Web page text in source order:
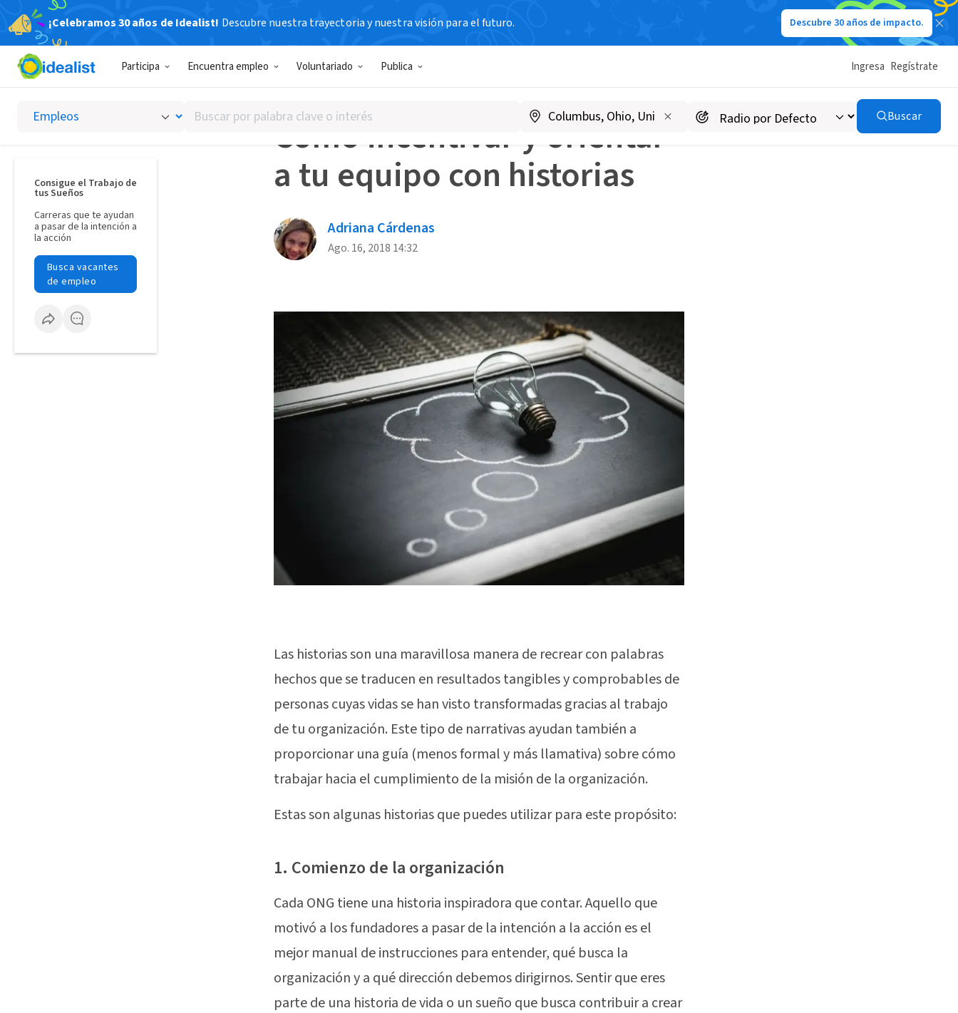
¡Celebramos 30 años de Idealist! Descubre nuestra trayectoria y nuestra visión para el futuro. Descubre 30 años de impacto.
Participa Encuentra empleo Voluntariado Publica Ingresa Regístrate
Buscar
por
Buscar
Consigue el Trabajo de
tus Sueños
Carreras que te ayudan
a pasar de la intención a
la acción
Busca vacantes
de empleo
GESTIÓN ONG
Cómo incentivar y orientar
a tu equipo con historias
Adriana Cárdenas
Ago. 16, 2018 14:32
Las historias son una maravillosa manera de recrear con palabras
hechos que se traducen en resultados tangibles y comprobables de
personas cuyas vidas se han visto transformadas gracias al trabajo
de tu organización. Este tipo de narrativas ayudan también a
proporcionar una guía (menos formal y más llamativa) sobre cómo
trabajar hacia el cumplimiento de la misión de la organización.
Estas son algunas historias que puedes utilizar para este propósito:
1. Comienzo de la organización
Cada ONG tiene una historia inspiradora que contar. Aquello que
motivó a los fundadores a pasar de la intención a la acción es el
mejor manual de instrucciones para entender, qué busca la
organización y a qué dirección debemos dirigirnos. Sentir que eres
parte de una historia de vida o un sueño que busca contribuir a crear